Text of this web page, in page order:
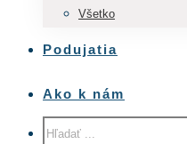
Všetko
Podujatia
Ako k nám